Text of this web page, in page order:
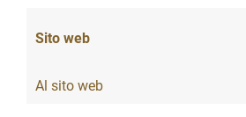
Sito web
Al sito web